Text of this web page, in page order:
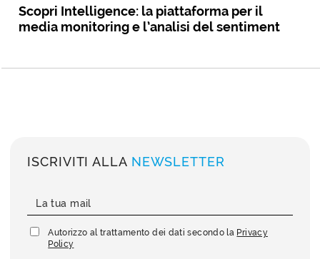
Scopri Intelligence: la piattaforma per il
media monitoring e l’analisi del sentiment
ISCRIVITI ALLA NEWSLETTER
Autorizzo al trattamento dei dati secondo la Privacy
Policy